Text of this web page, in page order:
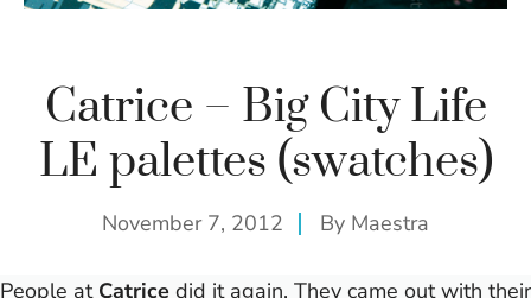
Catrice – Big City Life
LE palettes (swatches)
November 7, 2012 By Maestra
People at Catrice did it again. They came out with their